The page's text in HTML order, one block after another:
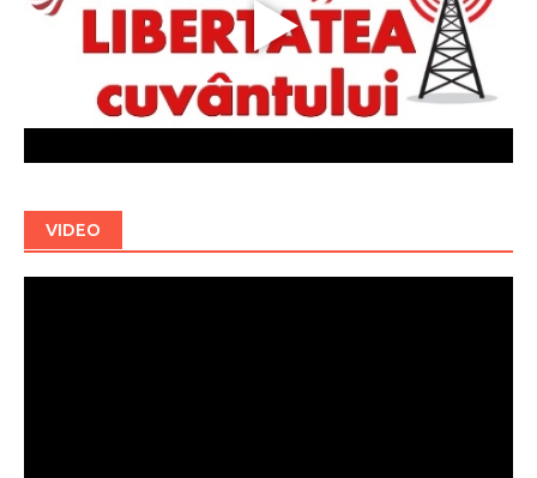
VIDEO